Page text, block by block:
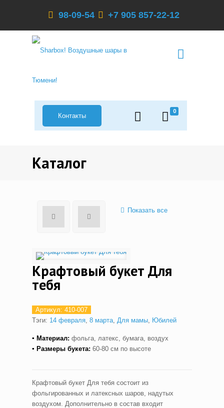
98-09-54 +7 905 857-22-12
0
Контакты
Каталог
Показать все
Крафтовый букет Для
тебя
Артикул: 410-007
Тэги: 14 февраля, 8 марта, Для мамы, Юбилей
▪ Материал: фольга, латекс, бумага, воздух
▪ Размеры букета: 60-80 см по высоте
Крафтовый букет Для тебя состоит из
фольгированных и латексных шаров, надутых
воздухом. Дополнительно в состав входит